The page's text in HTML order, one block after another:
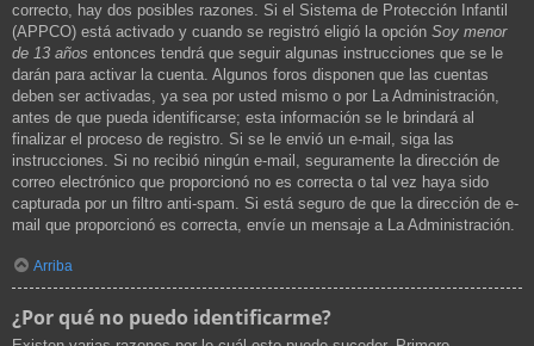
correcto, hay dos posibles razones. Si el Sistema de Protección Infantil
(APPCO) está activado y cuando se registró eligió la opción Soy menor
de 13 años entonces tendrá que seguir algunas instrucciones que se le
darán para activar la cuenta. Algunos foros disponen que las cuentas
deben ser activadas, ya sea por usted mismo o por La Administración,
antes de que pueda identificarse; esta información se le brindará al
finalizar el proceso de registro. Si se le envió un e-mail, siga las
instrucciones. Si no recibió ningún e-mail, seguramente la dirección de
correo electrónico que proporcionó no es correcta o tal vez haya sido
capturada por un filtro anti-spam. Si está seguro de que la dirección de e-
mail que proporcionó es correcta, envíe un mensaje a La Administración.
Arriba
¿Por qué no puedo identificarme?